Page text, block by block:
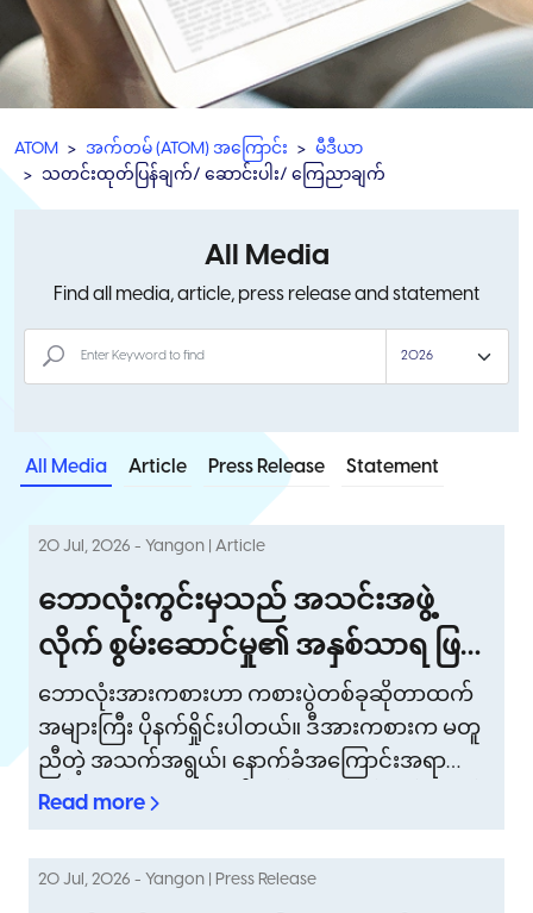
ATOM အက်တမ် (ATOM) အကြောင်း
မီဒီယာ
သတင်းထုတ်ပြန်ချက်/ ဆောင်းပါး/ ကြေညာချက်
All Media
Find all media, article, press release and statement
All Media Article Press Release Statement
20 Jul, 2026 - Yangon | Article
ဘောလုံးကွင်းမှသည် အသင်းအဖွဲ့
လိုက် စွမ်းဆောင်မှု၏ အနှစ်သာရ ဖြစ်
သော လုပ်ငန်းခွင်အလေ့အကျင့်
ကောင်းဆီသို့
ဘောလုံးအားကစားဟာ ကစားပွဲတစ်ခုဆိုတာထက်
အများကြီး ပိုနက်ရှိုင်းပါတယ်။ ဒီအားကစားက မတူ
ညီတဲ့ အသက်အရွယ်၊ နောက်ခံအကြောင်းအရာတွေနဲ့
ယဉ်ကျေးမှုဓလေ့တွေကို တစ်သားတည်းဖြစ်အောင်
စုစည်းပေးနိုင်တဲ့ universal language တစ်ခုလည်း
ဖြစ်ပါတယ်။
Read more
20 Jul, 2026 - Yangon | Press Release